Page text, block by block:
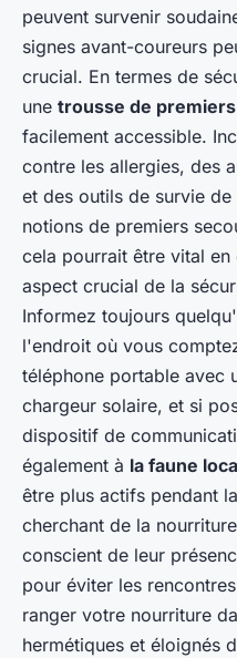
peuvent survenir
signes avant-coureurs
crucial. En termes de
une trousse de
facilement accessible.
contre les allergies, des
et des outils de survie
notions de premiers
cela pourrait être vital
aspect crucial de la
Informez toujours
l'endroit où vous
téléphone portable avec
chargeur solaire, et si
dispositif de
également à la faune
être plus actifs pendant
cherchant de la
conscient de leur
pour éviter les
ranger votre nourriture
hermétiques et éloignés